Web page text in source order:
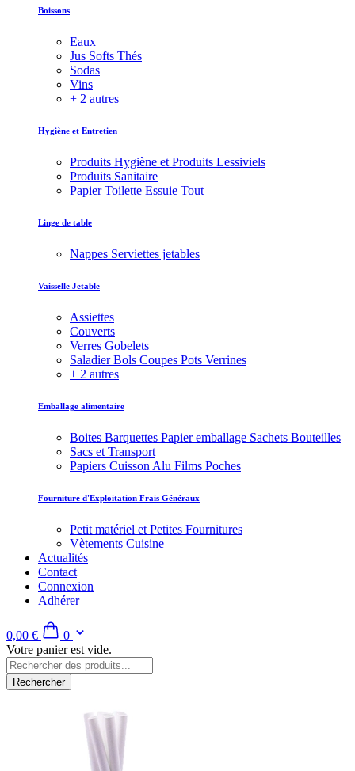
Boissons
Eaux
Jus Softs Thés
Sodas
Vins
+ 2 autres
Hygiène et Entretien
Produits Hygiène et Produits Lessiviels
Produits Sanitaire
Papier Toilette Essuie Tout
Linge de table
Nappes Serviettes jetables
Vaisselle Jetable
Assiettes
Couverts
Verres Gobelets
Saladier Bols Coupes Pots Verrines
+ 2 autres
Emballage alimentaire
Boites Barquettes Papier emballage Sachets Bouteilles
Sacs et Transport
Papiers Cuisson Alu Films Poches
Fourniture d'Exploitation Frais Généraux
Petit matériel et Petites Fournitures
Vètements Cuisine
Actualités
Contact
Connexion
Adhérer
0,00 €
0
Votre panier est vide.
Rechercher